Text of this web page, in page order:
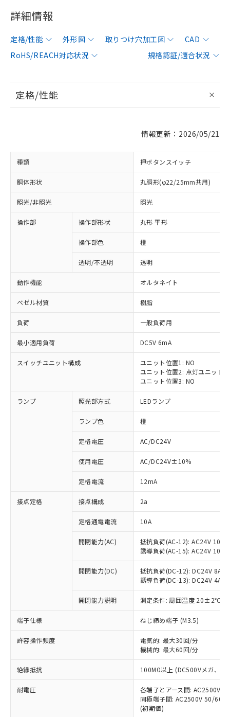
詳細情報
定格/性能 外形図 取りつけ穴加工図
CAD
RoHS/REACH対応状況
規格認証/適合状況
定格/性能
情報更新：2026/05/21
種類 押ボタンスイッチ
胴体形状 丸胴形(φ22/25mm共用)
照光/非照光 照光
操作部 操作部形状 丸形 平形
操作部色 橙
透明/不透明 透明
動作機能 オルタネイト
ベゼル材質 樹脂
負荷 一般負荷用
最小適用負荷 DC5V 6mA
スイッチユニット構成
ユニット位置1: NO
ユニット位置2: 点灯ユニット
ユニット位置3: NO
ランプ 照光部方式 LEDランプ
ランプ色 橙
定格電圧 AC/DC24V
使用電圧 AC/DC24V±10%
定格電流 12mA
接点定格 接点構成 2a
定格通電電流 10A
開閉能力(AC)
抵抗負荷(AC-12): AC24V 10A/
誘導負荷(AC-15): AC24V
開閉能力(DC)
抵抗負荷(DC-12): DC24V 8A/
誘導負荷(DC-13): DC24V 4A/
開閉能力説明 測定条件: 周囲温度 20±2℃、
端子仕様 ねじ締め端子 (M3.5)
許容操作頻度
電気的: 最大30回/分
機械的: 最大60回/分
絶縁抵抗 100MΩ以上 (DC500Vメガ、点
耐電圧
各端子とアース間: AC2500V
同極端子間: AC2500V 50/
(初期値)
ご利用条件
以下の条件をお読みいただき、同意のうえ
ご利用ください。
本サービスは、当社制御機器事業取扱
商品の当社在庫状況および標準価格
(税抜)を提供させていただくもので
当社制御機器事業取扱商品の中には、
本サービスの対象外となる商品もある
ことをご了承ください。
在庫状況および標準価格照会結果は、
記載している更新日時点での社内デー
タに基づき作成されるものであり、閲
覧された時点での実際の在庫および標
準価格とは異なる場合があることをご
※1 対応状況
対応済み：EU RoHS指令（10物質）の
非含有に対応した製品が提供可能な商品で
す。
対応予定：EU RoHS指令（10物質）の非含
有に対応した製品に切り替える予定のある
対応予定なし：EU RoHS指令（10物質）の
非含有に非対応の商品で、対応品を出す予
定はありません。
調査・確認中：EU RoHS指令（10物質）の
非含有の対応状況を調査中または確認中の
非該当品：ライセンス料など無形物で、有
害物質有無と関係のない商品です。
仕入先様の事情により、非含有部品として
いたものが、含有品と判明した場合などや
むを得ず変更することがあります。
六価クロム(Cr(Ⅵ)) 1000ppm以下、ポリ臭化ビフェニル
類(PBB) 1000ppm以下、ポリ臭化ジフェニルエーテル類
「○」：最大均質材料含有率が中国RoHSの
基準値以下であることを示します。
「×」：最大均質材料含有率が中国RoHSの
基準値を超えていることを示します。
「－」：未確認です。当社販売部門へお問
*中国RoHS10物質の基準値 (GB/T26572)：
Pb(鉛) :1000ppm、 Hg(水銀) : 1000ppm、 Cd(カドミウ
Cr(Ⅵ)(六価クロム) : 1000ppm、 PBBs(ポリ臭化ビフェ
当社は、これら貴社製品のうち、外国
為替および外国貿易法に定める商品
（以下｢規制貨物等」という）を輸出
または国外への提供する場合は、日本
国政府の輸出許可(または役務取引許
可)を取得するなどの必要な手続きを